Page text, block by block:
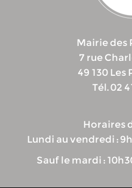
Mairie des
7 rue
49 130
Tél. 02
Horaires
Lundi au vendredi :
Sauf le mardi :